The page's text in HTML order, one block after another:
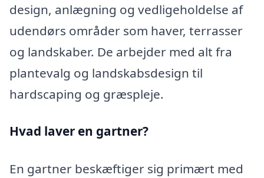
design, anlægning og vedligeholdelse af
udendørs områder som haver, terrasser
og landskaber. De arbejder med alt fra
plantevalg og landskabsdesign til
hardscaping og græspleje.
Hvad laver en gartner?
En gartner beskæftiger sig primært med